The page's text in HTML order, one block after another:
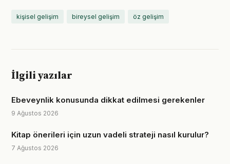
kişisel gelişim bireysel gelişim öz gelişim
İlgili yazılar
Ebeveynlik konusunda dikkat edilmesi gerekenler
9 Ağustos 2026
Kitap önerileri için uzun vadeli strateji nasıl kurulur?
7 Ağustos 2026